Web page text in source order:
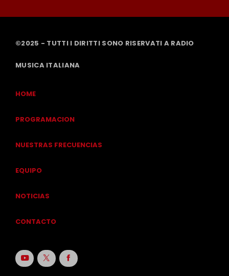
©2025 - TUTTI I DIRITTI SONO RISERVATI A RADIO
MUSICA ITALIANA
HOME
PROGRAMACION
NUESTRAS FRECUENCIAS
EQUIPO
NOTICIAS
CONTACTO